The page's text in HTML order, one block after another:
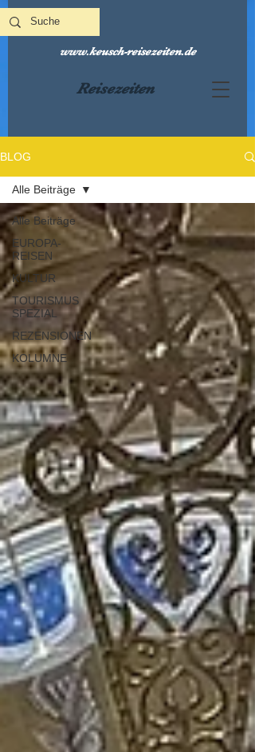
Reisezeiten
www.keusch-reisezeiten.de
BLOG
Alle Beiträge
EUROPA-
REISEN
KULTUR
TOURISMUS
SPEZIAL
REZENSIONEN
KOLUMNE
Alle Beiträge